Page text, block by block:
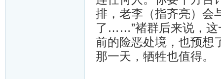
排，老李（指齐亮）会
了……”褚群后来说，这
前的险恶处境，也预想
那一天，牺牲也值得。